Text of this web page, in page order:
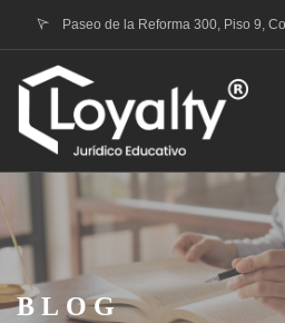
Paseo de la Reforma 300, Piso 9,
Ciudad de México
contacto@loyalty.mx
QUIENES SOMOS
TRÁMITE RVOE
PORTAFOLIO DE SERVICIOS
CONTACTO
BLOG